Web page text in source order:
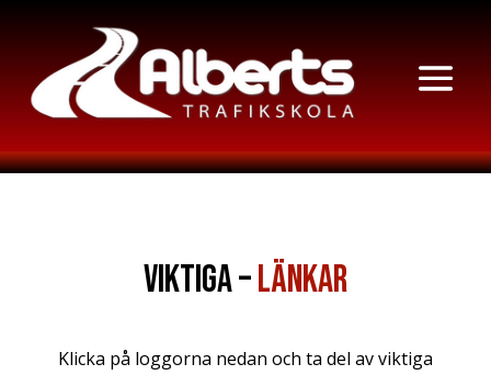
Viktiga –Länkar
Klicka på loggorna nedan och ta del av viktiga